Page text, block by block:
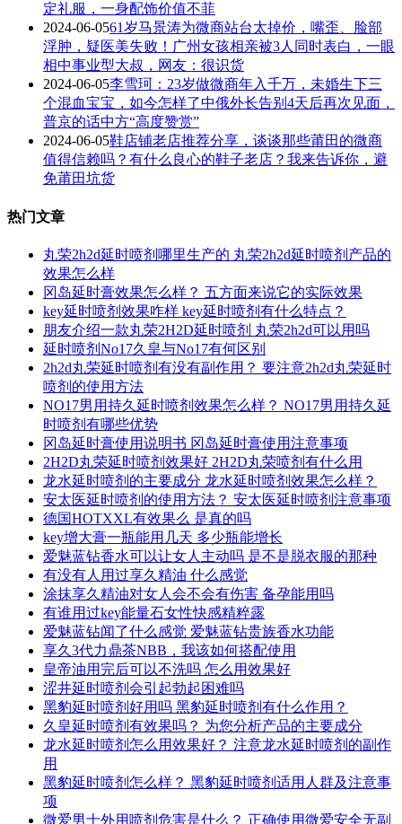
定礼服，一身配饰价值不菲
2024-06-0561岁马景涛为微商站台太掉价，嘴歪、脸部
浮肿，疑医美失败！广州女孩相亲被3人同时表白，一眼
相中事业型大叔，网友：很识货
2024-06-05李雪珂：23岁做微商年入千万，未婚生下三
个混血宝宝，如今怎样了中俄外长告别4天后再次见面，
普京的话中方“高度赞赏”
2024-06-05鞋店铺老店推荐分享，谈谈那些莆田的微商
值得信赖吗？有什么良心的鞋子老店？我来告诉你，避
免莆田坑货
热门文章
丸荣2h2d延时喷剂哪里生产的 丸荣2h2d延时喷剂产品的
效果怎么样
冈岛延时膏效果怎么样？ 五方面来说它的实际效果
key延时喷剂效果咋样 key延时喷剂有什么特点？
朋友介绍一款丸荣2H2D延时喷剂 丸荣2h2d可以用吗
延时喷剂No17久皇与No17有何区别
2h2d丸荣延时喷剂有没有副作用？ 要注意2h2d丸荣延时
喷剂的使用方法
NO17男用持久延时喷剂效果怎么样？ NO17男用持久延
时喷剂有哪些优势
冈岛延时膏使用说明书 冈岛延时膏使用注意事项
2H2D丸荣延时喷剂效果好 2H2D丸荣喷剂有什么用
龙水延时喷剂的主要成分 龙水延时喷剂效果怎么样？
安太医延时喷剂的使用方法？ 安太医延时喷剂注意事项
德国HOTXXL有效果么 是真的吗
key增大膏一瓶能用几天 多少瓶能增长
爱魅蓝钻香水可以让女人主动吗 是不是脱衣服的那种
有没有人用过享久精油 什么感觉
涂抹享久精油对女人会不会有伤害 备孕能用吗
有谁用过key能量石女性快感精粹露
爱魅蓝钻闻了什么感觉 爱魅蓝钻贵族香水功能
享久3代力鼎茶NBB，我该如何搭配使用
皇帝油用完后可以不洗吗 怎么用效果好
涩井延时喷剂会引起勃起困难吗
黑豹延时喷剂好用吗 黑豹延时喷剂有什么作用？
久皇延时喷剂有效果吗？ 为您分析产品的主要成分
龙水延时喷剂怎么用效果好？ 注意龙水延时喷剂的副作
用
黑豹延时喷剂怎么样？ 黑豹延时喷剂适用人群及注意事
项
微爱男士外用喷剂危害是什么？ 正确使用微爱安全无副